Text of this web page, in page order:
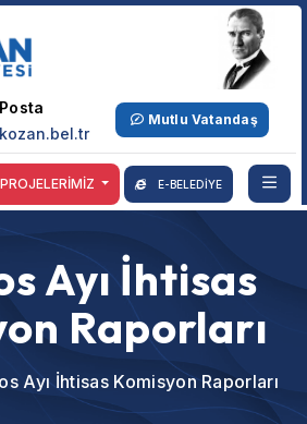
Mutlu Vatandaş
PROJELERİMİZ E-BELEDİYE
Ayı İhtisas
Raporları
Ayı İhtisas Komisyon Raporları